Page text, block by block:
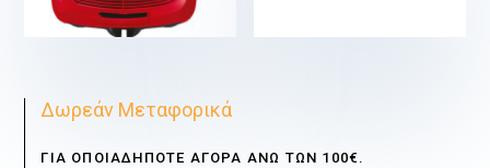
Δωρεάν Μεταφορικά
ΓΙΑ ΟΠΟΙΑΔΗΠΟΤΕ ΑΓΟΡΑ ΑΝΩ ΤΩΝ 100€.